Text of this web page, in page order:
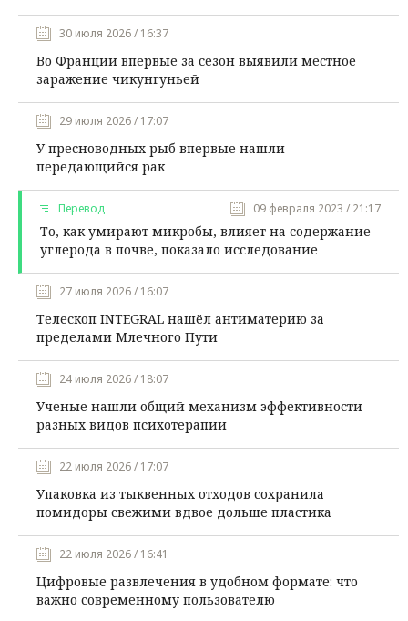
30 июля 2026 / 16:37
Во Франции впервые за сезон выявили местное
заражение чикунгуньей
29 июля 2026 / 17:07
У пресноводных рыб впервые нашли
передающийся рак
Перевод 09 февраля 2023 / 21:17
То, как умирают микробы, влияет на содержание
углерода в почве, показало исследование
27 июля 2026 / 16:07
Телескоп INTEGRAL нашёл антиматерию за
пределами Млечного Пути
24 июля 2026 / 18:07
Ученые нашли общий механизм эффективности
разных видов психотерапии
22 июля 2026 / 17:07
Упаковка из тыквенных отходов сохранила
помидоры свежими вдвое дольше пластика
22 июля 2026 / 16:41
Цифровые развлечения в удобном формате: что
важно современному пользователю